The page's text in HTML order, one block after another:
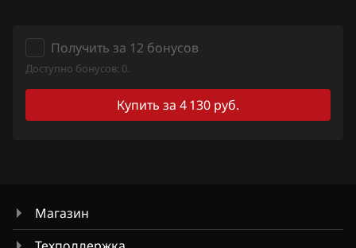
Howo
Hummer
Iveco
X-Trail 2.0
X-Trail 2.5
Получить за 12 бонусов
Доступно бонусов: 0.
Купить за 4 130 руб.
Магазин